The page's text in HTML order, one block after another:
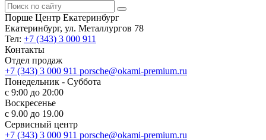
Порше Центр Екатеринбург
Екатеринбург, ул. Металлургов 78
Тел: +7 (343) 3 000 911
Контакты
Отдел продаж
+7 (343) 3 000 911 porsche@okami-premium.ru
Понедельник - Суббота
с 9:00 до 20:00
Воскресенье
с 9.00 до 19.00
Сервисный центр
+7 (343) 3 000 911 porsche@okami-premium.ru